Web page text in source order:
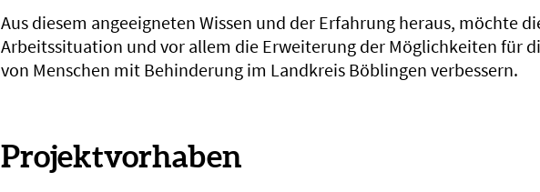
Aus diesem angeeigneten Wissen und der Erfahrung heraus, möchte
Arbeitssituation und vor allem die Erweiterung der Möglichkeiten für
von Menschen mit Behinderung im Landkreis Böblingen verbessern.
Projektvorhaben